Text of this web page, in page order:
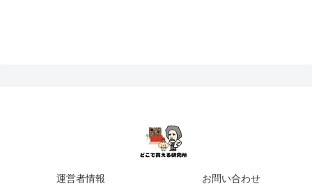
運営者情報 お問い合わせ